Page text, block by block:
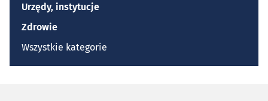
Urzędy, instytucje
Zdrowie
Wszystkie kategorie